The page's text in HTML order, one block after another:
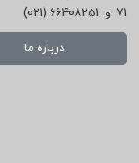
(021) 66408251 و 71
درباره ما